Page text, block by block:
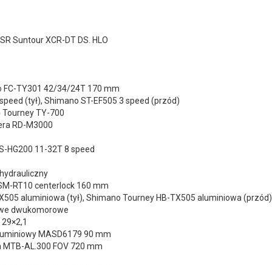
Suntour XCR-DT DS. HLO
FC-TY301 42/34/24T 170 mm
(tył), Shimano ST-EF505 3 speed (przód)
TY-700
RD-M3000
HG200 11-32T 8 speed
RT10 centerlock 160 mm
aluminiowa (tył), Shimano Tourney HB-TX505 aluminiowa (przód)
dwukomorowe
MASD6179 90 mm
AL.300 FOV 720 mm